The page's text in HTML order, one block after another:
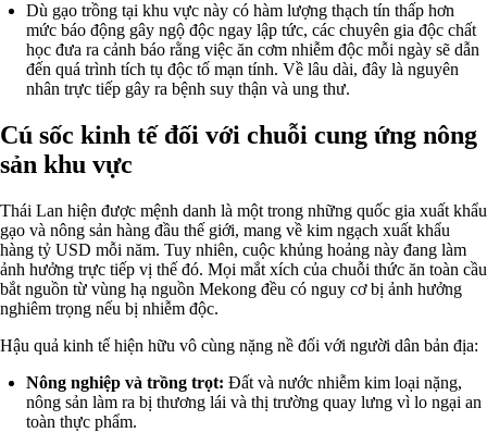
Dù gạo trồng tại khu vực này có hàm lượng thạch tín thấp hơn
mức báo động gây ngộ độc ngay lập tức, các chuyên gia độc chất
học đưa ra cảnh báo rằng việc ăn cơm nhiễm độc mỗi ngày sẽ dẫn
đến quá trình tích tụ độc tố mạn tính. Về lâu dài, đây là nguyên
nhân trực tiếp gây ra bệnh suy thận và ung thư.
Cú sốc kinh tế đối với chuỗi cung ứng nông
sản khu vực
Thái Lan hiện được mệnh danh là một trong những quốc gia xuất khẩu
gạo và nông sản hàng đầu thế giới, mang về kim ngạch xuất khẩu
hàng tỷ USD mỗi năm. Tuy nhiên, cuộc khủng hoảng này đang làm
ảnh hưởng trực tiếp vị thế đó. Mọi mắt xích của chuỗi thức ăn toàn cầu
bắt nguồn từ vùng hạ nguồn Mekong đều có nguy cơ bị ảnh hưởng
nghiêm trọng nếu bị nhiễm độc.
Hậu quả kinh tế hiện hữu vô cùng nặng nề đối với người dân bản địa:
Nông nghiệp và trồng trọt: Đất và nước nhiễm kim loại nặng,
nông sản làm ra bị thương lái và thị trường quay lưng vì lo ngại an
toàn thực phẩm.